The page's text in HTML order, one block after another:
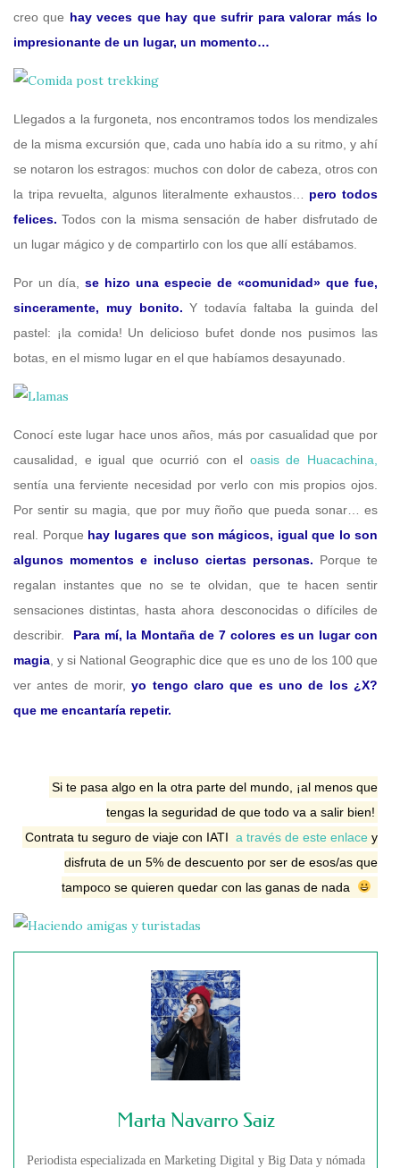
creo que hay veces que hay que sufrir para valorar más lo
impresionante de un lugar, un momento…
Llegados a la furgoneta, nos encontramos todos los mendizales
de la misma excursión que, cada uno había ido a su ritmo, y ahí
se notaron los estragos: muchos con dolor de cabeza, otros con
la tripa revuelta, algunos literalmente exhaustos…
pero todos
felices. Todos con la misma sensación de haber disfrutado de
un lugar mágico y de compartirlo con los que allí estábamos.
Por un día, se hizo una especie de «comunidad» que fue,
sinceramente, muy bonito. Y todavía faltaba la guinda del
pastel: ¡la comida! Un delicioso bufet donde nos pusimos las
botas, en el mismo lugar en el que habíamos desayunado.
Conocí este lugar hace unos años, más por casualidad que por
causalidad, e igual que ocurrió con el oasis de Huacachina,
sentía una ferviente necesidad por verlo con mis propios ojos.
Por sentir su magia, que por muy ñoño que pueda sonar… es
real. Porque hay lugares que son mágicos, igual que lo son
algunos momentos e incluso ciertas personas. Porque te
regalan instantes que no se te olvidan, que te hacen sentir
sensaciones distintas, hasta ahora desconocidas o difíciles de
describir. Para mí, la Montaña de 7 colores es un lugar con
magia , y si National Geographic dice que es uno de los 100 que
ver antes de morir, yo tengo claro que es uno de los ¿X?
que me encantaría repetir.
Si te pasa algo en la otra parte del mundo, ¡al menos que
tengas la seguridad de que todo va a salir bien!
Contrata tu seguro de viaje con IATI a través de este enlace y
disfruta de un 5% de descuento por ser de esos/as que
tampoco se quieren quedar con las ganas de nada
Marta Navarro Saiz
Periodista especializada en Marketing Digital y Big Data y nómada